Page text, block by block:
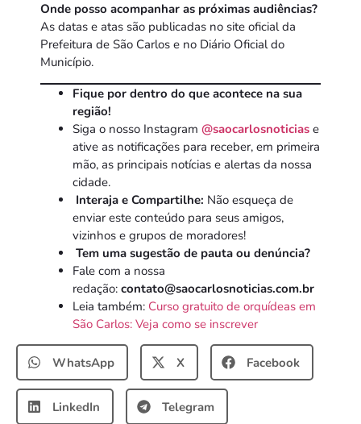
Onde posso acompanhar as próximas audiências?
As datas e atas são publicadas no site oficial da
Prefeitura de São Carlos e no Diário Oficial do
Município.
Fique por dentro do que acontece na sua
região!
Siga o nosso Instagram @saocarlosnoticias e
ative as notificações para receber, em primeira
mão, as principais notícias e alertas da nossa
cidade.
Interaja e Compartilhe: Não esqueça de
enviar este conteúdo para seus amigos,
vizinhos e grupos de moradores!
Tem uma sugestão de pauta ou denúncia?
Fale com a nossa
redação: contato@saocarlosnoticias.com.br
Leia também: Curso gratuito de orquídeas em
São Carlos: Veja como se inscrever
WhatsApp X Facebook
LinkedIn Telegram